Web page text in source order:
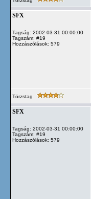
SFX
Tagság: 2002-03-31 00:00:00
Tagszám: #19
Hozzászólások: 579
Törzstag
SFX
Tagság: 2002-03-31 00:00:00
Tagszám: #19
Hozzászólások: 579